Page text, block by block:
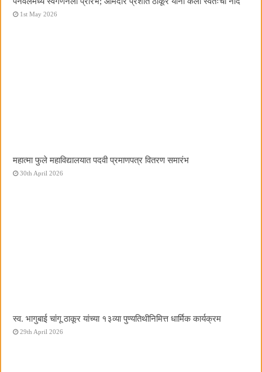
1st May 2026
महात्मा फुले महाविद्यालयात पदवी प्रमाणपत्र वितरण समारंभ
30th April 2026
स्व. भागुबाई चांगू ठाकूर यांच्या १३व्या पुण्यतिथीनिमित्त धार्मिक कार्यक्रम
29th April 2026